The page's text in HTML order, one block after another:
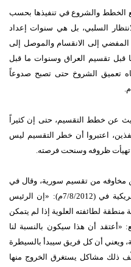
الخطط والشروع في تنفيذها بحسب
السلبي، بل هي سنوات إعداد
المفضي إلى الانقسام والموصل إلى
قبل تقسيم العراق وسنوات ما قبل
تعميق الشروخ حتى تصبح صدوعاً
عن خطط التقسيم، حتى إن كثيراً
اعتبروا أن خطر التقسيم ليس
تهيأت ظروفه وسنحت فرصته.
مخاوفه من تقسيم سورية، وقال في
مقابلة معه بثتها قناة (سي بي سي) الأمريكية في (7/8/2012م): «إن الرئيس
لطائفته العلوية إذا لم يتمكن
«أعتقد أن هذا سيكون بالنسبة لنا
ويعني أن كل فريق سيبدأ بالسيطرة
ذلك مشاكل يستغرق الخروج منها